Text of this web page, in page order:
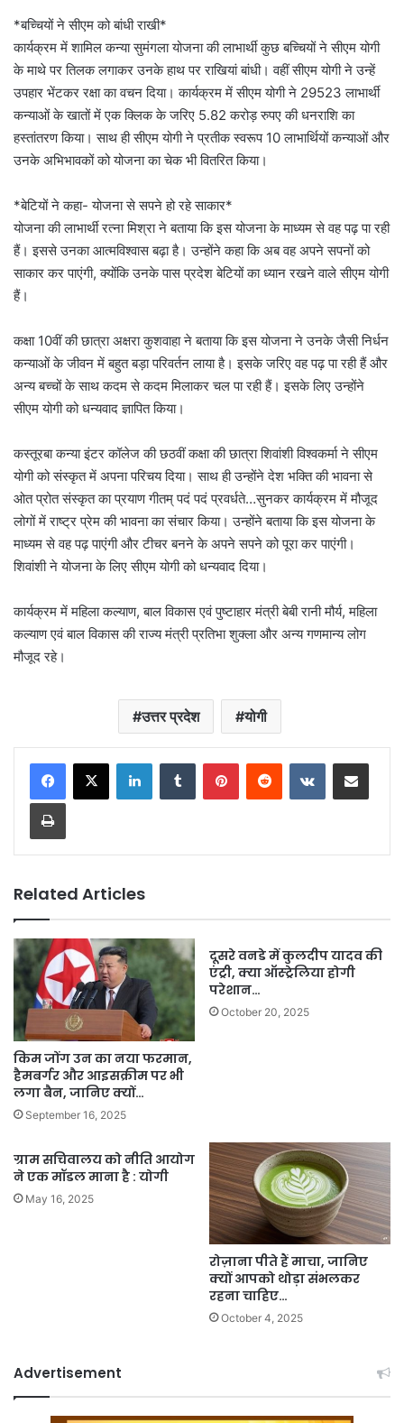
*बच्चियों ने सीएम को बांधी राखी*
कार्यक्रम में शामिल कन्या सुमंगला योजना की लाभार्थी कुछ बच्चियों ने सीएम योगी
के माथे पर तिलक लगाकर उनके हाथ पर राखियां बांधी। वहीं सीएम योगी ने उन्हें
उपहार भेंटकर रक्षा का वचन दिया। कार्यक्रम में सीएम योगी ने 29523 लाभार्थी
कन्याओं के खातों में एक क्लिक के जरिए 5.82 करोड़ रुपए की धनराशि का
हस्तांतरण किया। साथ ही सीएम योगी ने प्रतीक स्वरूप 10 लाभार्थियों कन्याओं और
उनके अभिभावकों को योजना का चेक भी वितरित किया।
*बेटियों ने कहा- योजना से सपने हो रहे साकार*
योजना की लाभार्थी रत्ना मिश्रा ने बताया कि इस योजना के माध्यम से वह पढ़ पा रही
हैं। इससे उनका आत्मविश्वास बढ़ा है। उन्होंने कहा कि अब वह अपने सपनों को
साकार कर पाएंगी, क्योंकि उनके पास प्रदेश बेटियों का ध्यान रखने वाले सीएम योगी
हैं।
कक्षा 10वीं की छात्रा अक्षरा कुशवाहा ने बताया कि इस योजना ने उनके जैसी निर्धन
कन्याओं के जीवन में बहुत बड़ा परिवर्तन लाया है। इसके जरिए वह पढ़ पा रही हैं और
अन्य बच्चों के साथ कदम से कदम मिलाकर चल पा रही हैं। इसके लिए उन्होंने
सीएम योगी को धन्यवाद ज्ञापित किया।
कस्तूरबा कन्या इंटर कॉलेज की छठवीं कक्षा की छात्रा शिवांशी विश्वकर्मा ने सीएम
योगी को संस्कृत में अपना परिचय दिया। साथ ही उन्होंने देश भक्ति की भावना से
ओत प्रोत संस्कृत का प्रयाण गीतम् पदं पदं प्रवर्धते…सुनकर कार्यक्रम में मौजूद
लोगों में राष्ट्र प्रेम की भावना का संचार किया। उन्होंने बताया कि इस योजना के
माध्यम से वह पढ़ पाएंगी और टीचर बनने के अपने सपने को पूरा कर पाएंगी।
शिवांशी ने योजना के लिए सीएम योगी को धन्यवाद दिया।
कार्यक्रम में महिला कल्याण, बाल विकास एवं पुष्टाहार मंत्री बेबी रानी मौर्य, महिला
कल्याण एवं बाल विकास की राज्य मंत्री प्रतिभा शुक्ला और अन्य गणमान्य लोग
मौजूद रहे।
उत्तर प्रदेश योगी
LinkedInTumblr PinterestReddit VKontakteShare via Email
Print
Related Articles
किम जोंग उन का नया फरमान,
हैमबर्गर और आइसक्रीम पर भी
लगा बैन, जानिए क्यों…
September 16, 2025
दूसरे वनडे में कुलदीप यादव की
एंट्री, क्या ऑस्ट्रेलिया होगी
परेशान…
October 20, 2025
ग्राम सचिवालय को नीति आयोग
ने एक मॉडल माना है : योगी
May 16, 2025
रोज़ाना पीते हैं माचा, जानिए
क्यों आपको थोड़ा संभलकर
रहना चाहिए…
October 4, 2025
Advertisement